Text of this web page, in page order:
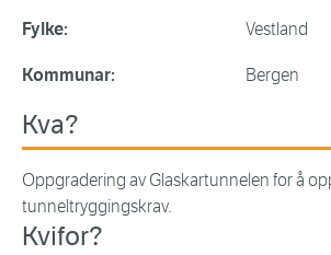
Fylke: Vestland
Kommunar: Bergen
Kva?
Oppgradering av Glaskartunnelen for å
tunneltryggingskrav.
Kvifor?